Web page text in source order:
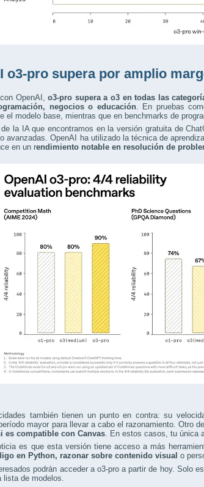
o3-pro supera por amplio
con OpenAI,o3-pro supera a o3 en todas las
negocios o educación. En pruebas
el modelo base, mientras que en benchmarks de
la IA que encontramos en la versión gratuita de
avanzadas. OpenAI ha utilizado la técnica de
en un rendimiento notable en resolución de
también tienen un punto en contra: su
mayor para llevar a cabo el razonamiento. Otro
es compatible con Canvas . En estos casos, tu única
es que esta versión tiene acceso a más
en Python, razonar sobre contenido visual o
podrán acceder a o3-pro a partir de hoy. Solo
lista de modelos.